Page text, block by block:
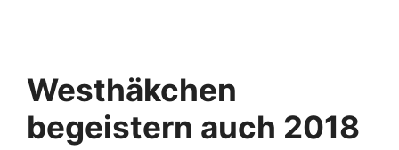
Westhäkchen
begeistern auch 2018